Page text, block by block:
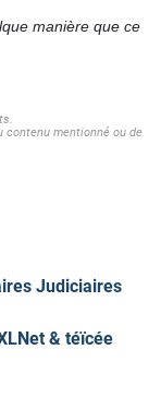
manière que ce
contenu mentionné ou de
Judiciaires
& téïcée